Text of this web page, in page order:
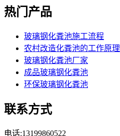
热门产品
玻璃钢化粪池施工流程
农村改造化粪池的工作原理
玻璃钢化粪池厂家
成品玻璃钢化粪池
环保玻璃钢化粪池
联系方式
电话:13199860522